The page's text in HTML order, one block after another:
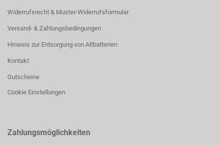
Widerrufsrecht & Muster-Widerrufsformular
Versand- & Zahlungsbedingungen
Hinweis zur Entsorgung von Altbatterien
Kontakt
Gutscheine
Cookie Einstellungen
Zahlungsmöglichkeiten